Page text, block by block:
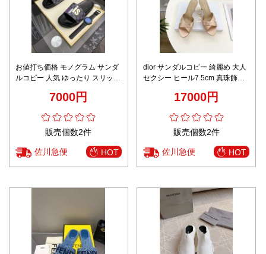
お値打ち価格 モノグラム サンダ
ルコピー 人気 ゆったり スリッパ
7000円
販売個数2件
佐川急便 HOT
dior サンダルコピー 綺麗め 大人
セクシー ヒール7.5cm 真珠飾り
17000円
販売個数2件
佐川急便 HOT